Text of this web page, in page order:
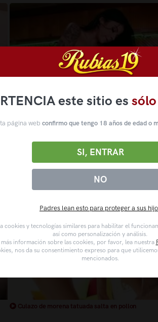
Tatuada muy cachonda salta en un pollon
Culazo de morena tatuada salta en pollon
este sitio es
página web confirmo que tengo 18 años de edad o
NO
SI, ENTRAR
Padres lean esto para proteger a sus
cookies y tecnologías similares para habilitar el
así como personalización y análisis.
información sobre las cookies, por favor, lea nuestra
nos da su consentimiento expreso para que
mencionados.